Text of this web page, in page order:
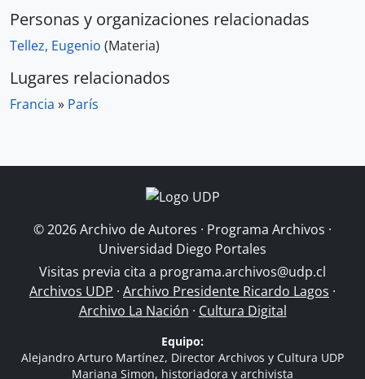
Personas y organizaciones relacionadas
Tellez, Eugenio (Materia)
Lugares relacionados
Francia » París
© 2026 Archivo de Autores · Programa Archivos ·
Universidad Diego Portales
Visitas previa cita a programa.archivos@udp.cl
Archivos UDP · Archivo Presidente Ricardo Lagos ·
Archivo La Nación · Cultura Digital
Equipo:
Alejandro Arturo Martínez, Director Archivos y Cultura UDP
Mariana Simon, historiadora y archivista